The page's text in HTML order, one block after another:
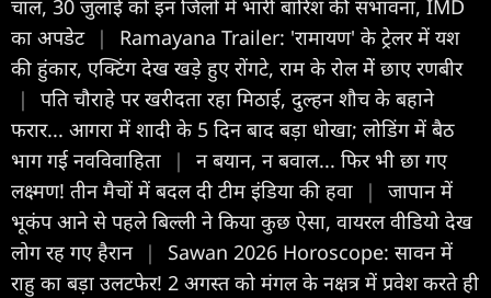
चाल, 30 जुलाई को इन जिलों में भारी बारिश की संभावना, IMD
का अपडेट |
Ramayana Trailer: 'रामायण' के ट्रेलर में यश
की हुंकार, एक्टिंग देख खड़े हुए रोंगटे, राम के रोल मेें छाए रणबीर
|
पति चौराहे पर खरीदता रहा मिठाई, दुल्हन शौच के बहाने
फरार... आगरा में शादी के 5 दिन बाद बड़ा धोखा; लोडिंग में बैठ
भाग गई नवविवाहिता
|
न बयान, न बवाल... फिर भी छा गए
लक्ष्मण! तीन मैचों में बदल दी टीम इंडिया की हवा
|
जापान में
भूकंप आने से पहले बिल्ली ने किया कुछ ऐसा, वायरल वीडियो देख
लोग रह गए हैरान |
Sawan 2026 Horoscope: सावन में
राहु का बड़ा उलटफेर! 2 अगस्त को मंगल के नक्षत्र में प्रवेश करते ही